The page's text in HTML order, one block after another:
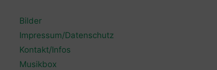
Bilder
Impressum/Datenschutz
Kontakt/Infos
Musikbox